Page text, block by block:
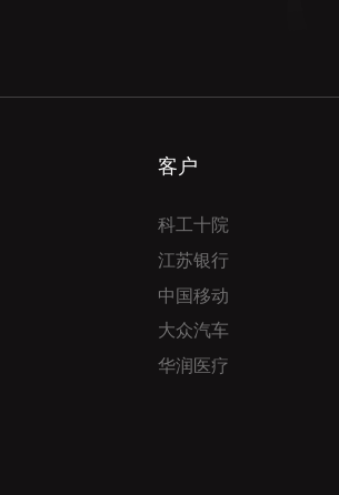
客户
科工十院
江苏银行
中国移动
大众汽车
华润医疗